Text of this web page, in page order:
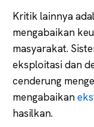
Kritik lainnya
mengabaikan
masyarakat.
eksploitasi dan
cenderung
mengabaikan
hasilkan.